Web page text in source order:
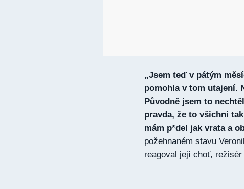
„Jsem teď v pátým
pomohla v tom utajení.
Původně jsem to
pravda, že to všichni
mám p*del jak vrata a
požehnaném stavu
reagoval její choť, režisér